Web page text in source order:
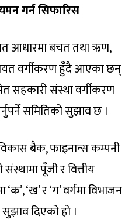
गर्न सिफारिस
आधारमा बचत तथा ऋण,
वर्गीकरण हुँदै आएका छन्
सहकारी संस्था वर्गीकरण
समितिको सुझाव छ ।
बैक, फाइनान्स कम्पनी
पूँजी र वित्तीय
‘ख’ र ‘ग’ वर्गमा विभाजन
दिएको हो ।